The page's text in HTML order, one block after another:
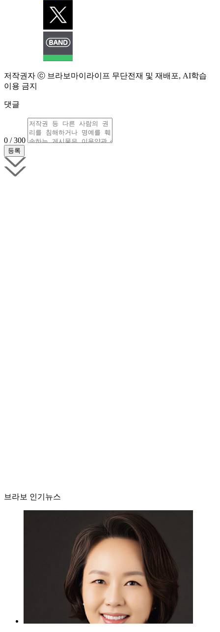
저작권자 ⓒ 브라보마이라이프 무단전재 및 재배포, AI학습
이용 금지
댓글
0 / 300
브라보 인기뉴스